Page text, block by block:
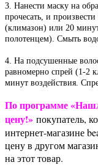
3. Нанести маску на
прочесать, и
(климазон) или 20
полотенцем). Смыть
4. На подсушенные
равномерно спрей (1-2
минут воздействия.
По программе
цену!» покупатель,
интернет-магазине
цену в другом
на этот товар.